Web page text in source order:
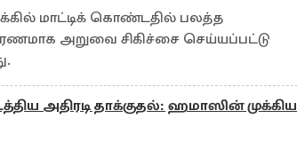
மாட்டிக் கொண்டதில் பலத்த
அறுவை சிகிச்சை செய்யப்பட்டு
அதிரடி தாக்குதல்: ஹமாஸின் முக்கிய